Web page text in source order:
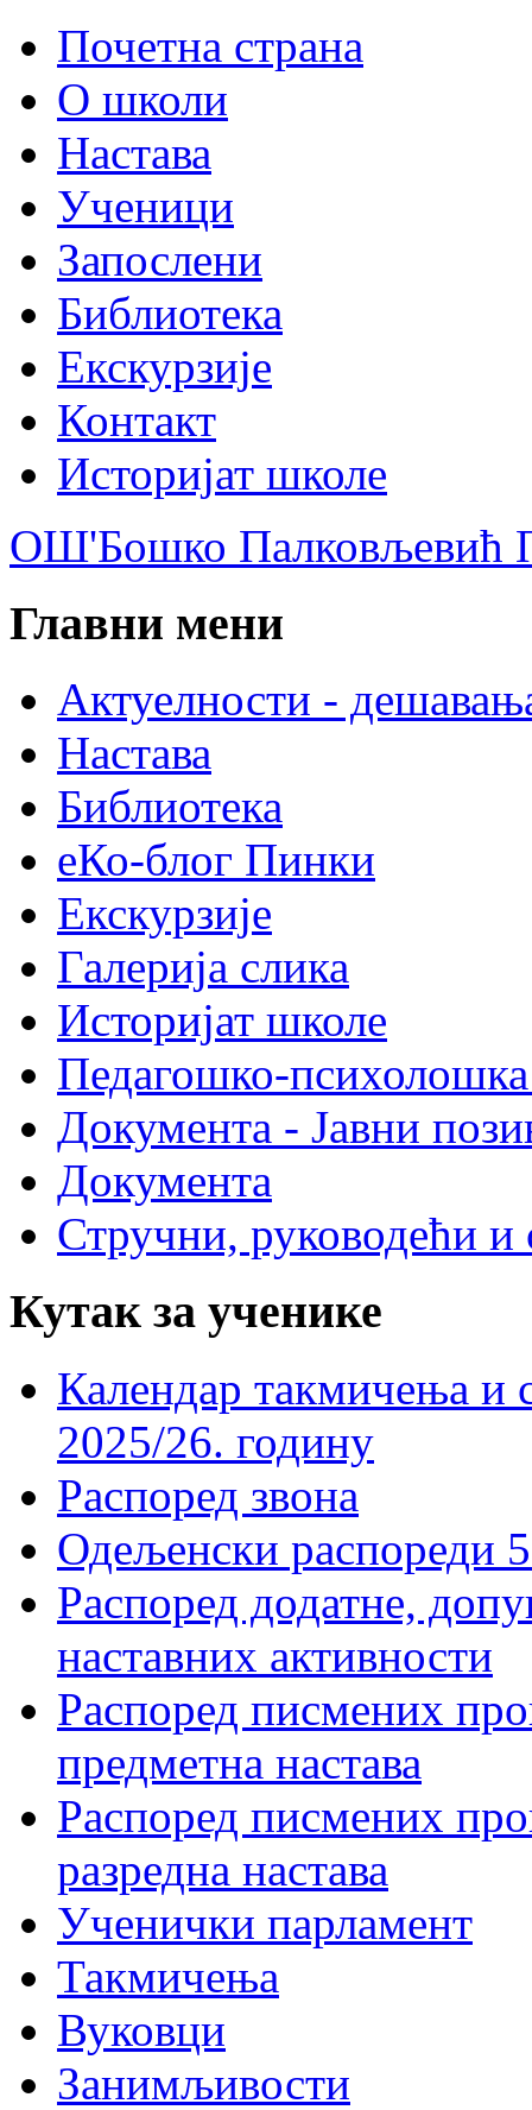
Почетна страна
О школи
Настава
Ученици
Запослени
Библиотека
Екскурзије
Контакт
Историјат школе
ОШ'Бошко Палковљевић
Главни мени
Актуелности -
Настава
Библиотека
еКо-блог Пинки
Екскурзије
Галерија слика
Историјат школе
Педагошко-психолошка
Документа - Јавни
Документа
Стручни, руководећи и
Кутак за ученике
Календар такмичења
2025/26. годину
Распоред звона
Одељенски распореди
Распоред додатне,
наставних активности
Распоред писмених
предметна настава
Распоред писмених
разредна настава
Ученички парламент
Такмичења
Вуковци
Занимљивости